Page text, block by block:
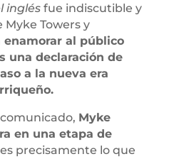
inglésfue indiscutible y
Towers y
enamorar al público
una declaración de
a la nueva era
Myke
en una etapa de
precisamente lo que